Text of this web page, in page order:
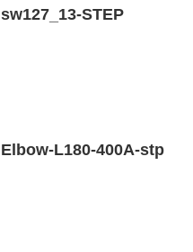
sw127_13-STEP
Elbow-L180-400A-stp